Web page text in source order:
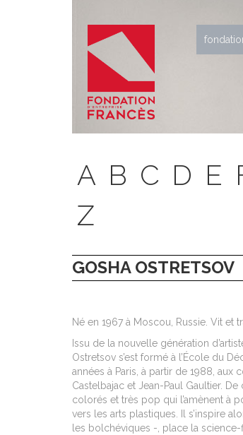
A B C D E
Z
GOSHA OSTRETSOV
Né en 1967 à Moscou, Russie. Vit et
Issu de la nouvelle génération
Ostretsov s’est formé à l’École du
années à Paris, à partir de 1988,
Castelbajac et Jean-Paul Gaultier.
colorés et très pop qui l’amènent à
vers les arts plastiques. Il s’inspire
les bolchéviques -, place la